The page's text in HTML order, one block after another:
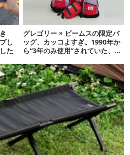
し
た
グレゴリー × ビームスの限定バ
ッグ、カッコよすぎ。1990年か
ら“3年のみ使用”されていた、紫